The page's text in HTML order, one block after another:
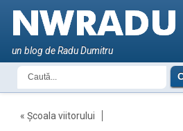
un blog de Radu Dumitru
«Școala viitorului